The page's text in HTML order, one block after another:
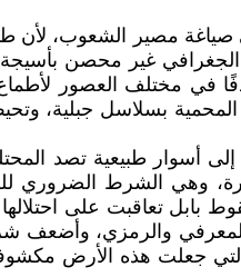
صياغة مصير الشعوب، لأن
الجغرافي غير محصن
هدفًا في مختلف العصور
المحمية بسلاسل جبلية،
إلى أسوار طبيعية تصد
وهي الشرط الضروري
بابل تعاقبت على
والرمزي، وأضعف
جعلت هذه الأرض مكشوفة